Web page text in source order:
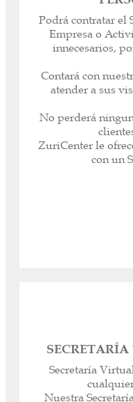
Podrá contratar el
Empresa o
innecesarios,
Contará con
atender a sus
No perderá
ZuriCenter le
con un
Número de
el
Sus llamadas
Bilingües.
Notificación
Desvíe su
durante sus
Descuentos en
Alquiler de
Secretaría
Nuestra
La
Administrativa